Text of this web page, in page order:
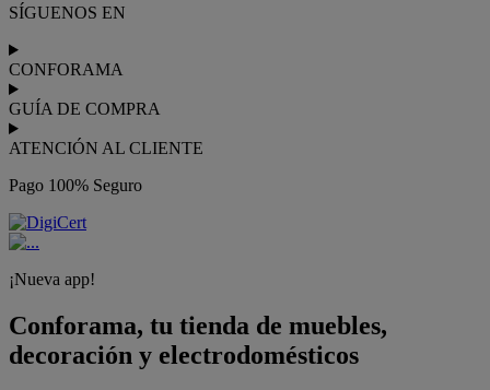
SÍGUENOS EN
CONFORAMA
GUÍA DE COMPRA
ATENCIÓN AL CLIENTE
Pago 100% Seguro
¡Nueva app!
Conforama, tu tienda de muebles,
decoración y electrodomésticos